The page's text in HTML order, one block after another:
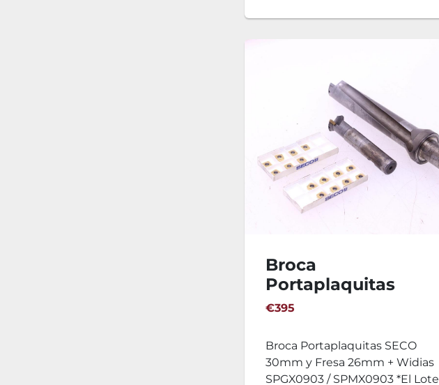
Broca
Portaplaquitas
SECO 30mm y Fresa
SPGX0903 /
SPMX0903
€395
Broca Portaplaquitas SECO
30mm y Fresa 26mm + Widias
SPGX0903 / SPMX0903 *El Lote